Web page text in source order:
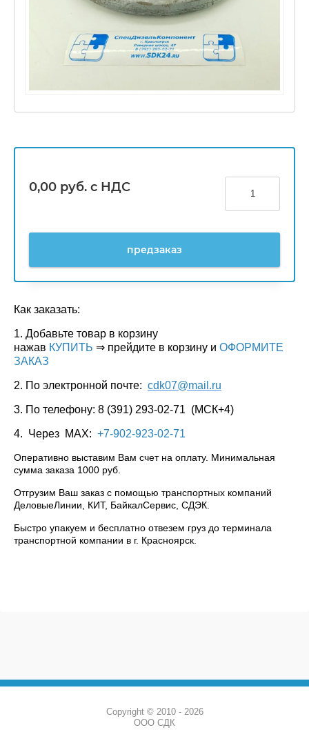
0,00 руб. с НДС
предзаказ
Как заказать:
1. Добавьте товар в корзину
нажав КУПИТЬ ⇒ прейдите в корзину и ОФОРМИТЕ
ЗАКАЗ
2. По электронной почте: cdk07@mail.ru
3. По телефону: 8 (391) 293-02-71 (МСК+4)
4. Через МАХ: +7-902-923-02-71
Оперативно выставим Вам счет на оплату. Минимальная
сумма заказа 1000 руб.
Отгрузим Ваш заказ с помощью транспортных компаний
ДеловыеЛинии, КИТ, БайкалСервис, СДЭК.
Быстро упакуем и бесплатно отвезем груз до терминала
транспортной компании в г. Красноярск.
Copyright © 2010 - 2026
ООО СДК